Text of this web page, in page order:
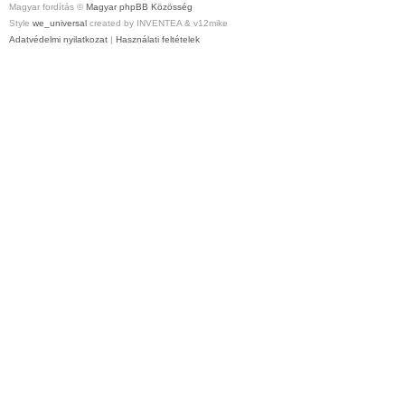
Magyar fordítás © Magyar phpBB Közösség
Style we_universal created by INVENTEA & v12mike
Adatvédelmi nyilatkozat | Használati feltételek